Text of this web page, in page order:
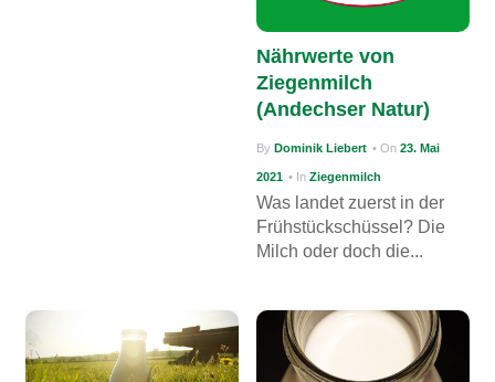
Nährwerte von
Ziegenmilch
(Andechser Natur)
ByDominik Liebert • On23. Mai
2021 • InZiegenmilch
Was landet zuerst in der
Frühstückschüssel? Die
Milch oder doch die...